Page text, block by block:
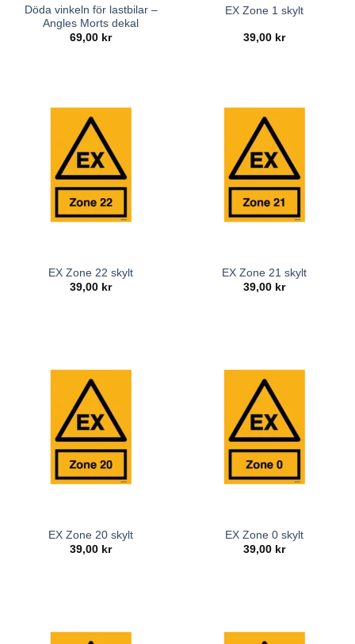
Döda vinkeln för lastbilar –
Angles Morts dekal
69,00 kr
EX Zone 1 skylt
39,00 kr
EX Zone 22 skylt
39,00 kr
EX Zone 21 skylt
39,00 kr
EX Zone 20 skylt
39,00 kr
EX Zone 0 skylt
39,00 kr